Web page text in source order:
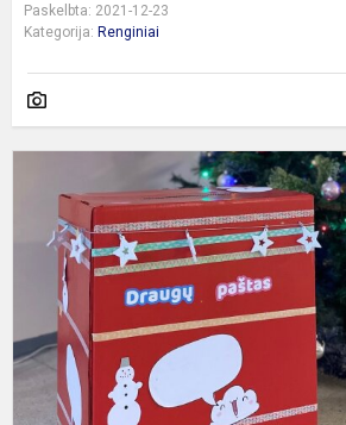
Paskelbta: 2021-12-23
Kategorija: Renginiai